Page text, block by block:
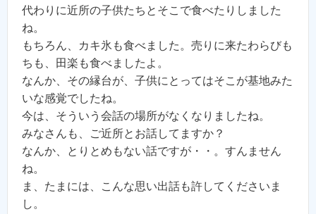
代わりに近所の子供たちとそこで食べたりしました
ね。
もちろん、カキ氷も食べました。売りに来たわらびも
ちも、田楽も食べましたよ。
なんか、その縁台が、子供にとってはそこが基地みた
いな感覚でしたね。
今は、そういう会話の場所がなくなりましたね。
みなさんも、ご近所とお話してますか？
なんか、とりとめもない話ですが・・。すんません
ね。
ま、たまには、こんな思い出話も許してくださいま
し。